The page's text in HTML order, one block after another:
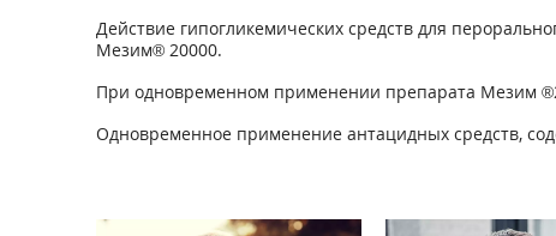
Действие гипогликемических средств для
Мезим®20000.
При одновременном применении препарата Мезим ®
Одновременное применение антацидных средств,